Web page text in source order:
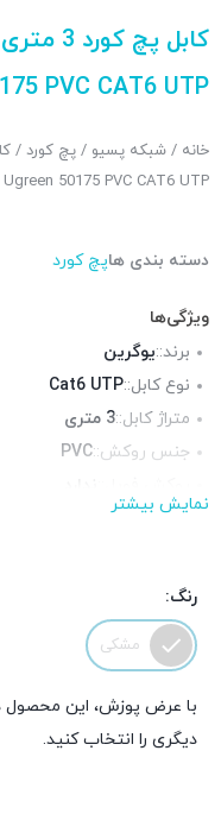
PVC CAT6 UTP
خانه / شبکه پسیو / پچ کورد
Ugreen 50175 PVC CAT6 UTP
دسته بندی هاپچ کورد
ویژگی‌ها
برند::یوگرین
نوع کابل::Cat6 UTP
متراژ کابل::3 متری
جنس روکش::PVC
روکش شیلد::
نمایش بیشتر
رنگ:
مشکی
با عرض پوزش، این
دیگری را انتخاب کنید.